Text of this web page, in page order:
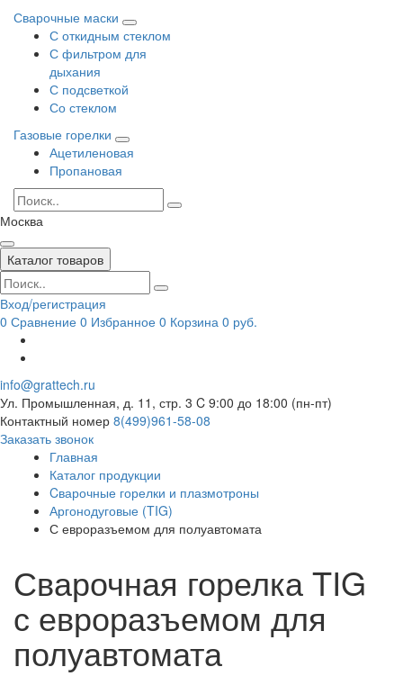
Сварочные маски
С откидным стеклом
С фильтром для
дыхания
С подсветкой
Со стеклом
Газовые горелки
Ацетиленовая
Пропановая
Москва
Каталог товаров
Вход/регистрация
0 Сравнение 0 Избранное 0 Корзина 0 руб.
info@grattech.ru
Ул. Промышленная, д. 11, стр. 3 C 9:00 до 18:00 (пн-пт)
Контактный номер 8(499)961-58-08
Заказать звонок
Главная
Каталог продукции
Cварочные горелки и плазмотроны
Аргонодуговые (TIG)
С евроразъемом для полуавтомата
Сварочная горелка TIG
с евроразъемом для
полуавтомата